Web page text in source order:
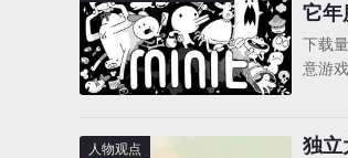
它年
下载
意游戏
人物观点
独立